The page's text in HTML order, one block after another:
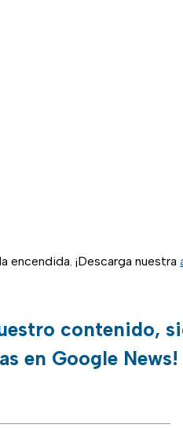
encendida. ¡Descarga nuestra
contenido,
en Google News!